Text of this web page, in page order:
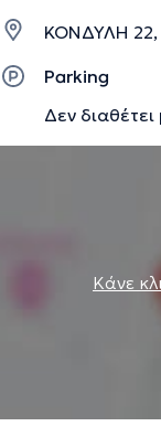
ΚΟΝΔΥΛΗ 22,
Parking
Δεν
Κάνε